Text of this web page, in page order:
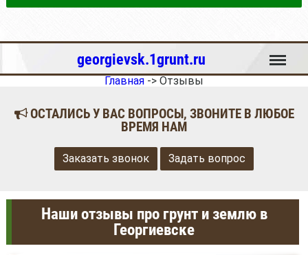
georgievsk.1grunt.ru Меню
Главная -> Отзывы
ОСТАЛИСЬ У ВАС ВОПРОСЫ, ЗВОНИТЕ В ЛЮБОЕ
ВРЕМЯ НАМ
Заказать звонок Задать вопрос
Наши отзывы про грунт и землю в
Георгиевске